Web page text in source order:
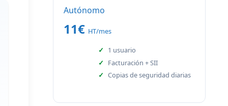
Autónomo
11€ HT/mes
1 usuario
Facturación + SII
Copias de seguridad diarias